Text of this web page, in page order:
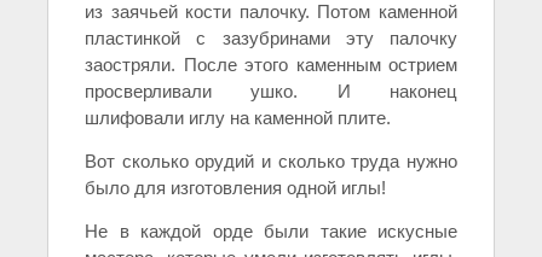
из заячьей кости палочку. Потом каменной
пластинкой с зазубринами эту палочку
заостряли. После этого каменным острием
просверливали ушко. И наконец
шлифовали иглу на каменной плите.
Вот сколько орудий и сколько труда нужно
было для изготовления одной иглы!
Не в каждой орде были такие искусные